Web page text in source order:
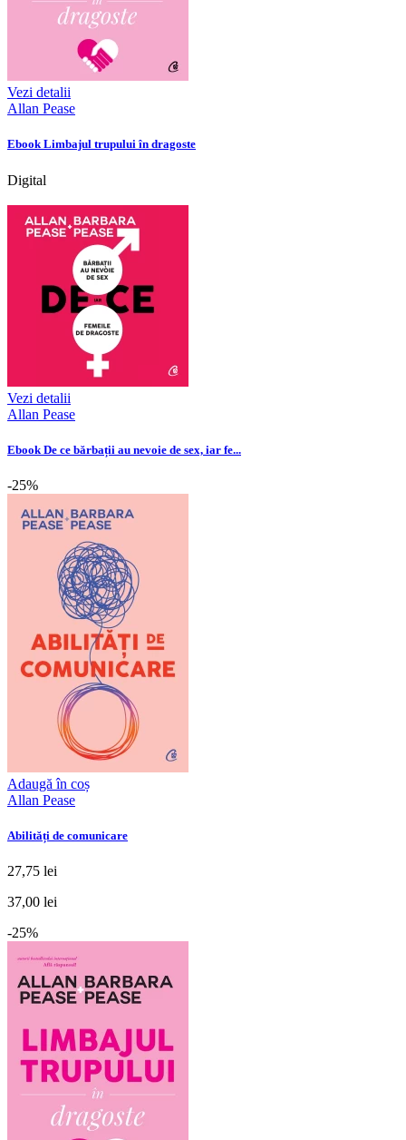
Vezi detalii
Allan Pease
Ebook Limbajul trupului în dragoste
Digital
Vezi detalii
Allan Pease
Ebook De ce bărbații au nevoie de sex, iar fe...
-25%
Adaugă în coș
Allan Pease
Abilități de comunicare
27,75 lei
37,00 lei
-25%